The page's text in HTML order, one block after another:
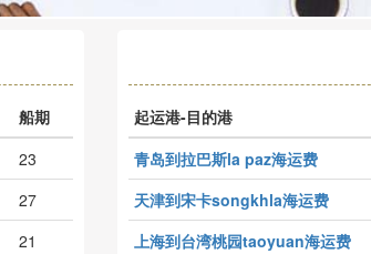
船期
23
27
21
起运港-目的港
青岛到拉巴斯la paz海运费
天津到宋卡songkhla海运费
上海到台湾桃园taoyuan海运费